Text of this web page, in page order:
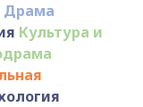
Драма
Культура и